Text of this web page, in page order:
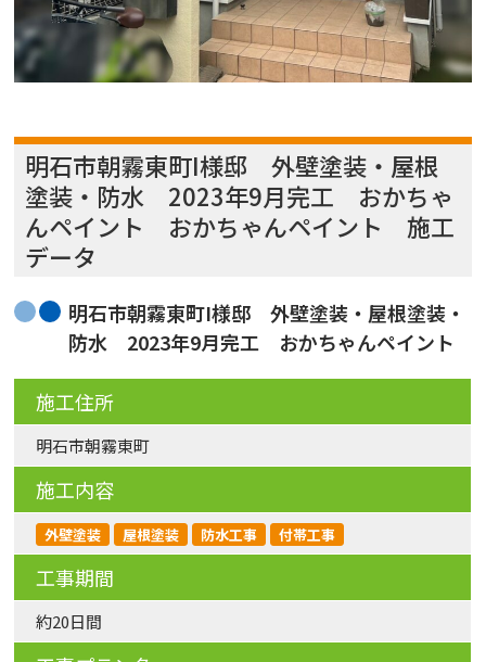
明石市朝霧東町I様邸 外壁塗装・屋根
塗装・防水 2023年9月完工 おかちゃ
んペイント おかちゃんペイント 施工
データ
明石市朝霧東町I様邸 外壁塗装・屋根塗装・
防水 2023年9月完工 おかちゃんペイント
施工住所
明石市朝霧東町
施工内容
外壁塗装 屋根塗装 防水工事 付帯工事
工事期間
約20日間